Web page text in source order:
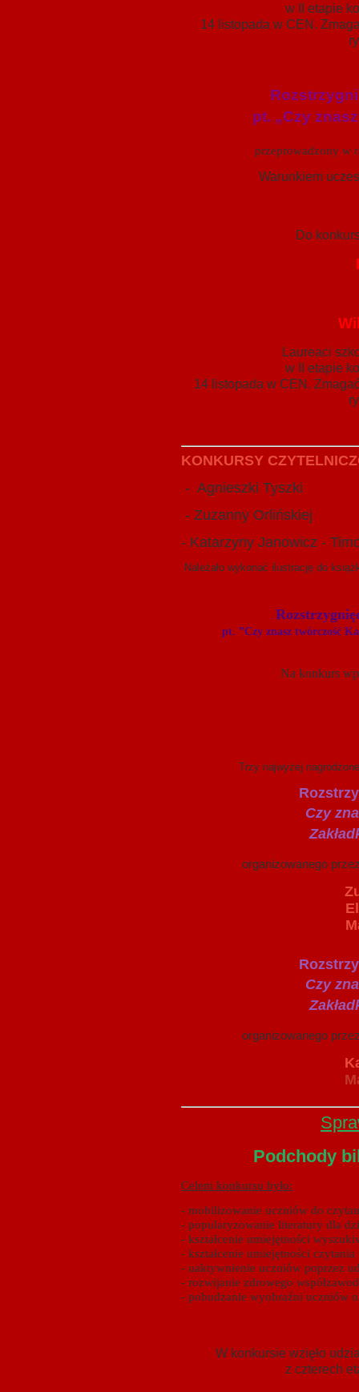
w II etapie
14 listopada w CEN.
pt. „Czy
przeprowadzony w
Warunkiem
Do
Laureaci
w II etapie
14 listopada w CEN.
KONKURSY
- Agnieszki Tyszki
- Zuzanny Orlińskiej
- Katarzyny Janowicz -
Należało wykonać ilustrację do
pt. ”Czy znasz twórczość
Na konkurs
Trzy najwyżej nagrodzone
Czy znasz
Zakładka
organizowanego przez
Zuzanna
Elena
Malena
Czy znasz
Zakładka
organizowanego przez
Katarzyna
Podchody
Celem konkursu było:
- mobilizowanie uczniów do
- popularyzowanie literatury dla
- kształcenie umiejętności
- kształcenie umiejętności
- uaktywnienie uczniów poprzez
- rozwijanie zdrowego
- pobudzanie wyobraźni uczniów
W konkursie wzięło
z czterech